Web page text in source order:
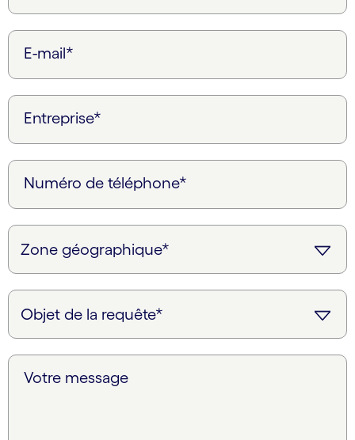
E-mail*
Entreprise*
Numéro de téléphone*
Votre message